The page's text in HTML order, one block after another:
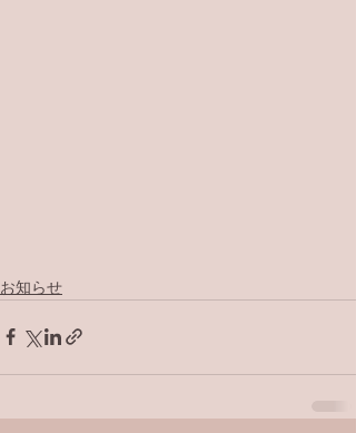
お知らせ